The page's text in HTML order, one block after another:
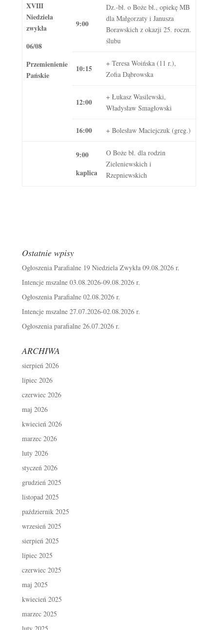
XVIII
Niedziela
zwykła
06/08
Przemienienie
Pańskie
9:00
Dz.-bł. o Boże bł., opiekę MB
dla Małgorzaty i Janusza
Borawskich z okazji 25. roczn.
ślubu
10:15
+ Teresa Woińska (11 r.),
Zofia Dąbrowska
12:00
+ Łukasz Wasilewski,
Władysław Smagłowski
16:00 + Bolesław Maciejczuk (greg.)
9:00
kaplica
O Boże bł. dla rodzin
Zieleniewskich i
Rzepniewskich
Ostatnie wpisy
Ogłoszenia Parafialne 19 Niedziela Zwykła 09.08.2026 r.
Intencje mszalne 03.08.2026-09.08.2026 r.
Ogłoszenia Parafialne 02.08.2026 r.
Intencje mszalne 27.07.2026-02.08.2026 r.
Ogłoszenia parafialne 26.07.2026 r.
ARCHIWA
sierpień 2026
lipiec 2026
czerwiec 2026
maj 2026
kwiecień 2026
marzec 2026
luty 2026
styczeń 2026
grudzień 2025
listopad 2025
październik 2025
wrzesień 2025
sierpień 2025
lipiec 2025
czerwiec 2025
maj 2025
kwiecień 2025
marzec 2025